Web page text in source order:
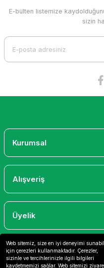
Web sitemiz, size en iyi deneyimi
için çerezleri kullanmaktadır. Çerezler,
sizinle ve tercihlerinizle ilgili bilgileri
kaydetmemizi sağlar. Web sitemizi
Ürün resmi kalitesiz,
E-bülten listemize
sizin
Kurumsal
Alışveriş
Üyelik